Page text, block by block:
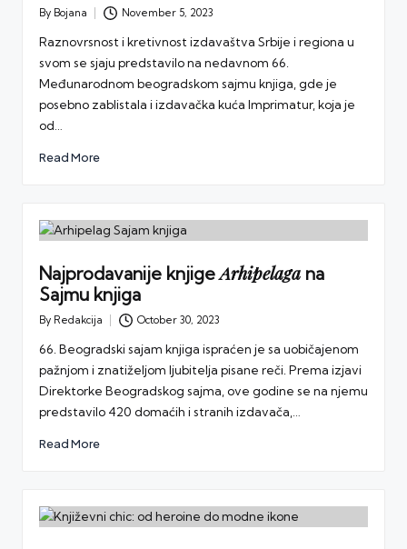
Posted
By Bojana November 5, 2023
Raznovrsnost i kretivnost izdavaštva Srbije i regiona u
svom se sjaju predstavilo na nedavnom 66.
Međunarodnom beogradskom sajmu knjiga, gde je
posebno zablistala i izdavačka kuća Imprimatur, koja je
od…
Read More
Najprodavanije knjigeArhipelagana
Sajmu knjiga
Posted
By Redakcija October 30, 2023
66. Beogradski sajam knjiga ispraćen je sa uobičajenom
pažnjom i znatiželjom ljubitelja pisane reči. Prema izjavi
Direktorke Beogradskog sajma, ove godine se na njemu
predstavilo 420 domaćih i stranih izdavača,…
Read More